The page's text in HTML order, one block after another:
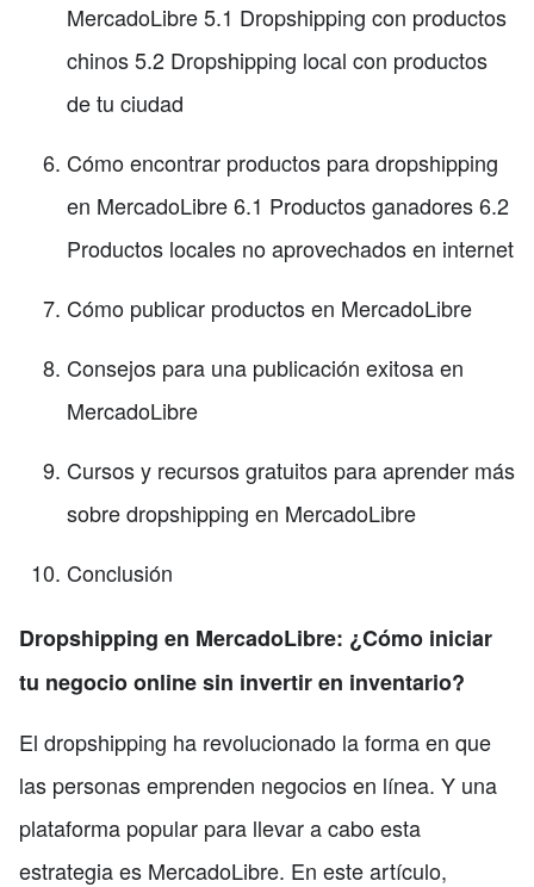
MercadoLibre 5.1 Dropshipping con productos
chinos 5.2 Dropshipping local con productos
de tu ciudad
Cómo encontrar productos para dropshipping
en MercadoLibre 6.1 Productos ganadores 6.2
Productos locales no aprovechados en internet
Cómo publicar productos en MercadoLibre
Consejos para una publicación exitosa en
MercadoLibre
Cursos y recursos gratuitos para aprender más
sobre dropshipping en MercadoLibre
Conclusión
Dropshipping en MercadoLibre: ¿Cómo iniciar
tu negocio online sin invertir en inventario?
El dropshipping ha revolucionado la forma en que
las personas emprenden negocios en línea. Y una
plataforma popular para llevar a cabo esta
estrategia es MercadoLibre. En este artículo,